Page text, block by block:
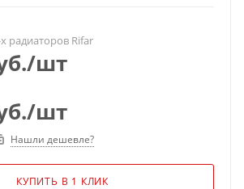
радиаторов Rifar
/шт
/шт
Нашли дешевле?
КУПИТЬ В 1 КЛИК